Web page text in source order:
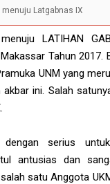
Blogger Theme
menuju Latgabnas IX
LATIHAN
Tahun 2017.
UNM yang
ini. Salah
serius untuk
antusias dan
satu Anggota